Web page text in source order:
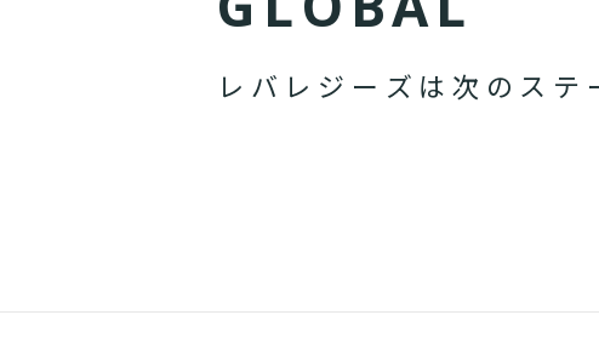
レ バ レ ジ ー ズ は 次 の ス テ